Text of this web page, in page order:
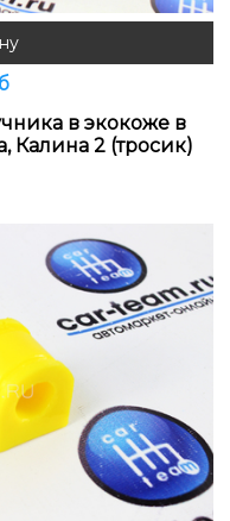
в экокоже в
Калина 2 (тросик)